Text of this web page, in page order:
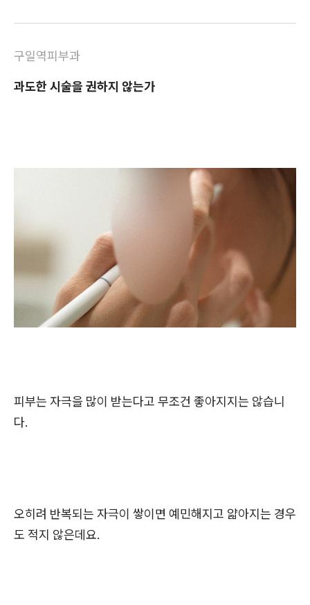
구일역피부과
과도한 시술을 권하지 않는가
피부는 자극을 많이 받는다고 무조건 좋아지지는 않습니
다.
오히려 반복되는 자극이 쌓이면 예민해지고 얇아지는 경우
도 적지 않은데요.